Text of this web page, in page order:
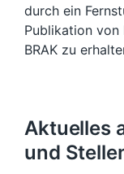
durch ein
Publikation von
BRAK zu
Aktuelles
und